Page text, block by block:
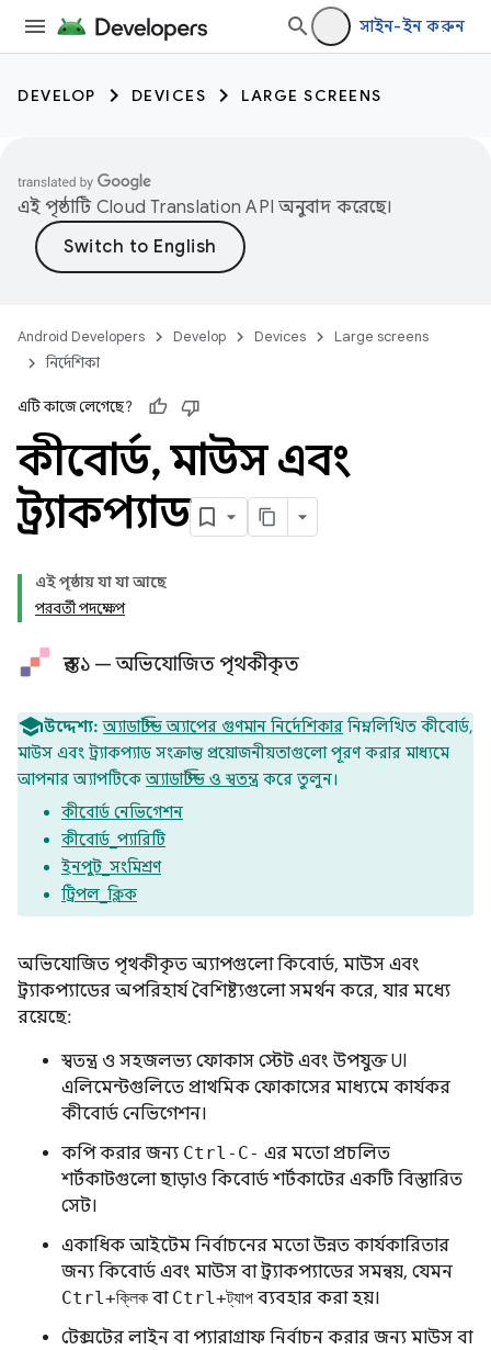
সাইন-ইন করুন
DEVELOP DEVICES LARGE SCREENS
এই পৃষ্ঠাটি Cloud Translation API অনুবাদ করেছে।
Android Developers Develop Devices
Large screens
নির্দেশিকা
এটি কাজে লেগেছে?
কীবোর্ড,মাউস এবং
ট্র্যাকপ্যাড
এই পৃষ্ঠায় যা যা আছে
পরবর্তী পদক্ষেপ
স্তর ১ — অভিযোজিত পৃথকীকৃত
উদ্দেশ্য: অ্যাডাপ্টিভ অ্যাপের গুণমান নির্দেশিকার নিম্নলিখিত কীবোর্ড,
মাউস এবং ট্র্যাকপ্যাড সংক্রান্ত প্রয়োজনীয়তাগুলো পূরণ করার মাধ্যমে
আপনার অ্যাপটিকেঅ্যাডাপ্টিভ ও স্বতন্ত্র করে তুলুন।
কীবোর্ড নেভিগেশন
কীবোর্ড_প্যারিটি
ইনপুট_সংমিশ্রণ
ট্রিপল_ক্লিক
অভিযোজিত পৃথকীকৃত অ্যাপগুলো কিবোর্ড, মাউস এবং
ট্র্যাকপ্যাডের অপরিহার্য বৈশিষ্ট্যগুলো সমর্থন করে, যার মধ্যে
রয়েছে:
স্বতন্ত্র ও সহজলভ্য ফোকাস স্টেট এবং উপযুক্ত UI
এলিমেন্টগুলিতে প্রাথমিক ফোকাসের মাধ্যমে কার্যকর
কীবোর্ড নেভিগেশন।
কপি করার জন্য Ctrl-C- এর মতো প্রচলিত
শর্টকাটগুলো ছাড়াও কিবোর্ড শর্টকাটের একটি বিস্তারিত
সেট।
একাধিক আইটেম নির্বাচনের মতো উন্নত কার্যকারিতার
জন্য কিবোর্ড এবং মাউস বা ট্র্যাকপ্যাডের সমন্বয়, যেমন
Ctrl+ক্লিক বা Ctrl+ট্যাপ ব্যবহার করা হয়।
টেক্সটের লাইন বা প্যারাগ্রাফ নির্বাচন করার জন্য মাউস বা